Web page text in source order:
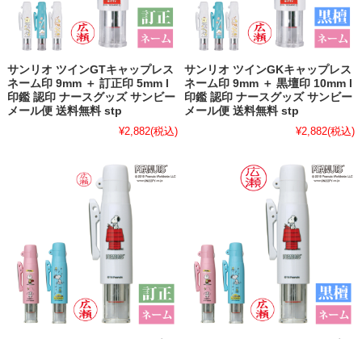
サンリオ ツインGTキャップレス
ネーム印 9mm ＋ 訂正印 5mm l
印鑑 認印 ナースグッズ サンビー
メール便 送料無料 stp
¥2,882(税込)
サンリオ ツインGKキャップレス
ネーム印 9mm ＋ 黒壇印 10mm l
印鑑 認印 ナースグッズ サンビー
メール便 送料無料 stp
¥2,882(税込)